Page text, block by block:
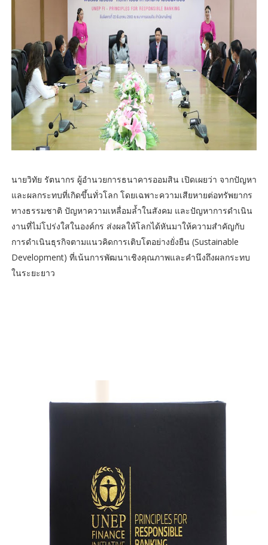
นายวิทัย รัตนากร ผู้อำนวยการธนาคารออมสิน เปิดเผยว่า จากปัญหา
และผลกระทบที่เกิดขึ้นทั่วโลก โดยเฉพาะความเสียหายต่อทรัพยากร
ทางธรรมชาติ ปัญหาความเหลื่อมล้ำในสังคม และปัญหาการดำเนิน
งานที่ไม่โปร่งใสในองค์กร ส่งผลให้โลกได้หันมาให้ความสำคัญกับ
การดำเนินธุรกิจตามแนวคิดการเติบโตอย่างยั่งยืน (Sustainable
Development) ที่เน้นการพัฒนาเชิงคุณภาพและคำนึงถึงผลกระทบ
ในระยะยาว